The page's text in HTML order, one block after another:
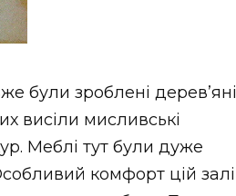
були зроблені дерев’яні
висіли мисливські
Меблі тут були дуже
комфорт цій залі